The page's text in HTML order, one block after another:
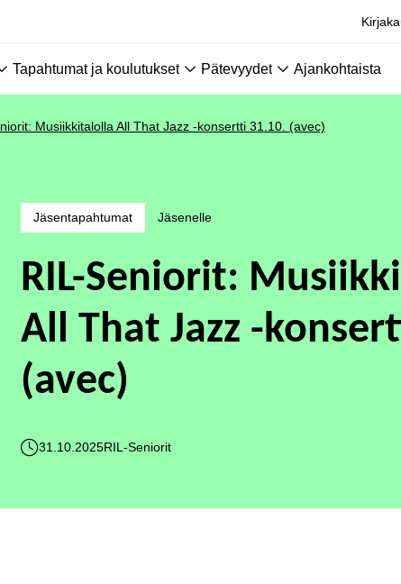
Tapahtumat ja koulutukset Pätevyydet Ajankohtaista
Musiikkitalolla All That Jazz -konsertti 31.10. (avec)
Jäsentapahtumat Jäsenelle
RIL-Seniorit:
All That Jazz -
(avec)
31.10.2025RIL-Seniorit